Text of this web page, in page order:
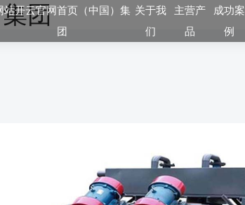
团
站开云官网首页（中国）集
团
关于我
们
主营产
品
成功案
例